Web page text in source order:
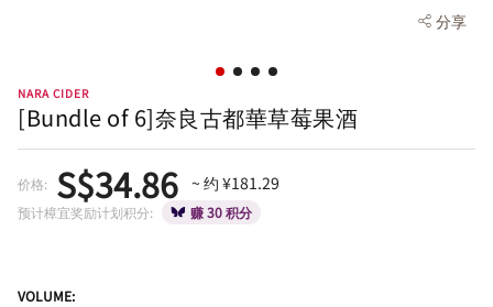
分享
NARA CIDER
[Bundle of 6]奈良古都華草莓果酒
价格: S$34.86 ~ 约 ¥181.29
预计樟宜奖励计划积分: 赚 30 积分
VOLUME: